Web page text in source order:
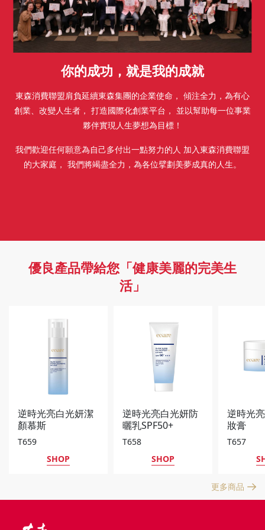
你的成功，就是我的成就
東森消費聯盟肩負延續東森集團的企業使命， 傾注全力，為有心
創業、改變人生者， 打造國際化創業平台， 並以幫助每一位事業
夥伴實現人生夢想為目標！
我們歡迎任何願意為自己多付出一點努力的人 加入東森消費聯盟
的大家庭， 我們將竭盡全力，為各位擘劃美夢成真的人生。
優良產品帶給您「健康美麗的完美生
活」
逆時光亮白光妍潔
顏慕斯
T659
SHOP
逆時光亮白光妍防
曬乳SPF50+
★★★
T658
SHOP
逆時光
妝膏
T657
更多商品